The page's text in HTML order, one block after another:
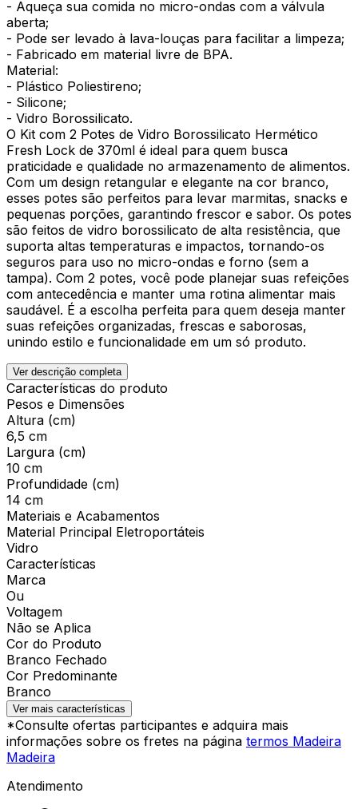
- Aqueça sua comida no micro-ondas com a válvula
aberta;
- Pode ser levado à lava-louças para facilitar a limpeza;
- Fabricado em material livre de BPA.
Material:
- Plástico Poliestireno;
- Silicone;
- Vidro Borossilicato.
O Kit com 2 Potes de Vidro Borossilicato Hermético
Fresh Lock de 370ml é ideal para quem busca
praticidade e qualidade no armazenamento de alimentos.
Com um design retangular e elegante na cor branco,
esses potes são perfeitos para levar marmitas, snacks e
pequenas porções, garantindo frescor e sabor. Os potes
são feitos de vidro borossilicato de alta resistência, que
suporta altas temperaturas e impactos, tornando-os
seguros para uso no micro-ondas e forno (sem a
tampa). Com 2 potes, você pode planejar suas refeições
com antecedência e manter uma rotina alimentar mais
saudável. É a escolha perfeita para quem deseja manter
suas refeições organizadas, frescas e saborosas,
unindo estilo e funcionalidade em um só produto.
Ver descrição completa
Características do produto
Pesos e Dimensões
Altura (cm)
6,5 cm
Largura (cm)
10 cm
Profundidade (cm)
14 cm
Materiais e Acabamentos
Material Principal Eletroportáteis
Vidro
Características
Marca
Ou
Voltagem
Não se Aplica
Cor do Produto
Branco Fechado
Cor Predominante
Branco
Ver mais características
*Consulte ofertas participantes e adquira mais
informações sobre os fretes na página termos Madeira
Madeira
Atendimento